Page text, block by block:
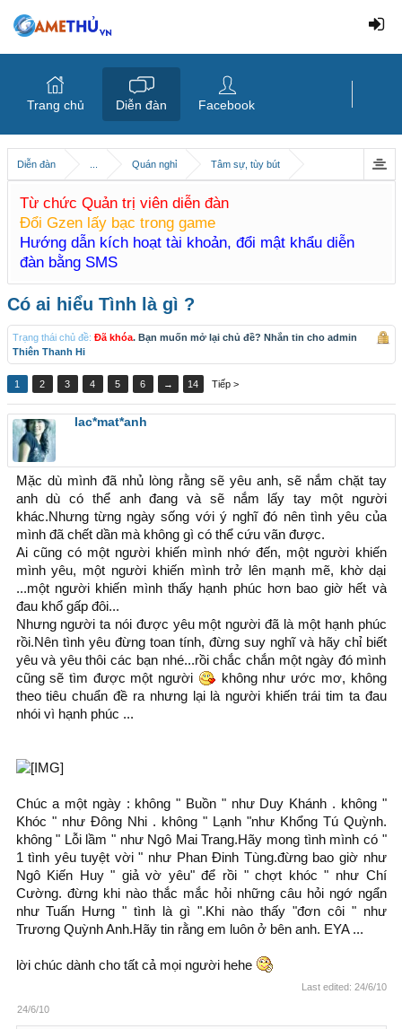
Diễn đàn Quán nghỉ Tâm sự, tùy bút
Từ chức Quản trị viên diễn đàn
Đổi Gzen lấy bạc trong game
Hướng dẫn kích hoạt tài khoản, đổi mật khẩu diễn
đàn bằng SMS
Có ai hiểu Tình là gì ?
Trạng thái chủ đề: Đã khóa. Bạn muốn mở lại chủ đề? Nhắn tin cho admin
Thiên Thanh Hi
1 2 3 4 5 6 → 14 Tiếp >
lac*mat*anh
Mặc dù mình đã nhủ lòng rằng sẽ yêu anh, sẽ nắm chặt tay
anh dù có thể anh đang và sẽ nắm lấy tay một người
khác.Nhưng từng ngày sống với ý nghĩ đó nên tình yêu của
mình đã chết dần mà không gì có thể cứu vãn được.
Ai cũng có một người khiến mình nhớ đến, một người khiến
mình yêu, một người khiến mình trở lên mạnh mẽ, khờ dại
...một người khiến mình thấy hạnh phúc hơn bao giờ hết và
đau khổ gấp đôi...
Nhưng người ta nói được yêu một người đã là một hạnh phúc
rồi.Nên tình yêu đừng toan tính, đừng suy nghĩ và hãy chỉ biết
yêu và yêu thôi các bạn nhé...rồi chắc chắn một ngày đó mình
cũng sẽ tìm được một người
không như ước mơ, không
theo tiêu chuẩn đề ra nhưng lại là người khiến trái tim ta đau
nhói vì hạnh phúc ...
Chúc a một ngày : không " Buồn " như Duy Khánh . không "
Khóc " như Đông Nhi . không " Lạnh "như Khổng Tú Quỳnh.
không " Lỗi lầm " như Ngô Mai Trang.Hãy mong tình mình có "
1 tình yêu tuyệt vời " như Phan Đinh Tùng.đừng bao giờ như
Ngô Kiến Huy " giả vờ yêu" để rồi " chợt khóc " như Chí
Cường. đừng khi nào thắc mắc hỏi những câu hỏi ngớ ngẩn
như Tuấn Hưng " tình là gì ".Khi nào thấy "đơn côi " như
Trương Quỳnh Anh.Hãy tin rằng em luôn ở bên anh. EYA ...
lời chúc dành cho tất cả mọi người hehe
Last edited: 24/6/10
24/6/10
Trang chủ Diễn đàn Facebook